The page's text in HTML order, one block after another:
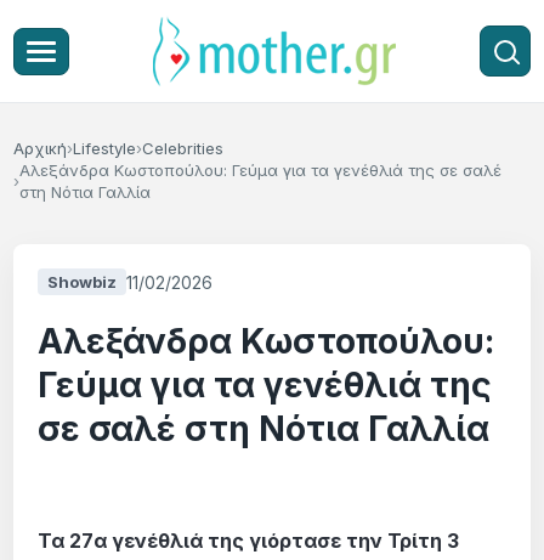
Αρχική Lifestyle Celebrities
Αλεξάνδρα Κωστοπούλου: Γεύμα για τα γενέθλιά της σε σαλέ
στη Νότια Γαλλία
Showbiz 11/02/2026
Αλεξάνδρα Κωστοπούλου:
Γεύμα για τα γενέθλιά της
σε σαλέ στη Νότια Γαλλία
Τα 27α γενέθλιά της γιόρτασε την Τρίτη 3